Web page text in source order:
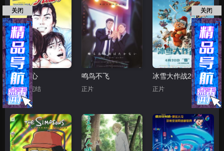
天使之心
第50集完结
鸣鸟不飞
正片
冰雪大作战2（原声版）
正片
关闭 关闭